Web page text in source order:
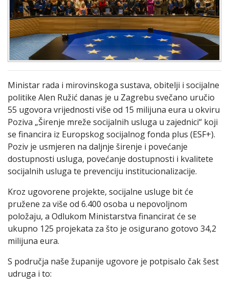
Ministar rada i mirovinskoga sustava, obitelji i socijalne
politike Alen Ružić danas je u Zagrebu svečano uručio
55 ugovora vrijednosti više od 15 milijuna eura u okviru
Poziva „Širenje mreže socijalnih usluga u zajednici“ koji
se financira iz Europskog socijalnog fonda plus (ESF+).
Poziv je usmjeren na daljnje širenje i povećanje
dostupnosti usluga, povećanje dostupnosti i kvalitete
socijalnih usluga te prevenciju institucionalizacije.
Kroz ugovorene projekte, socijalne usluge bit će
pružene za više od 6.400 osoba u nepovoljnom
položaju, a Odlukom Ministarstva financirat će se
ukupno 125 projekata za što je osigurano gotovo 34,2
milijuna eura.
S područja naše županije ugovore je potpisalo čak šest
udruga i to: